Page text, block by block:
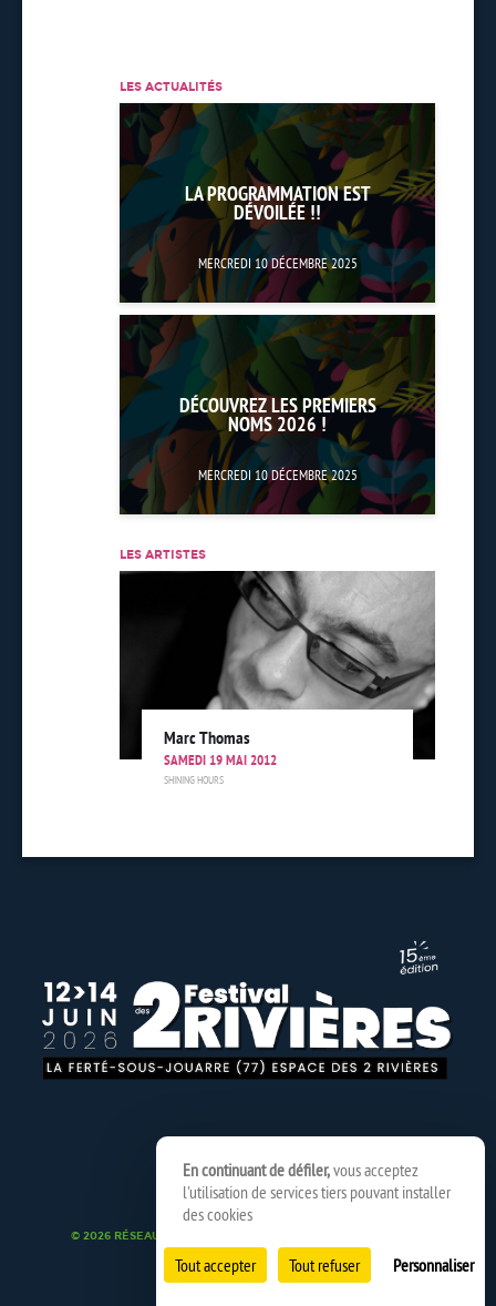
LES ACTUALITÉS
LA PROGRAMMATION EST
DÉVOILÉE !!
MERCREDI 10 DÉCEMBRE 2025
DÉCOUVREZ LES PREMIERS
NOMS 2026 !
MERCREDI 10 DÉCEMBRE 2025
LES ARTISTES
Marc Thomas
SAMEDI 19 MAI 2012
SHINING HOURS
© 2026 RÉSEAU SPEDIDAM
En continuant de défiler,vous acceptez
l'utilisation de services tiers pouvant installer
des cookies
Tout accepter Tout refuser Personnaliser